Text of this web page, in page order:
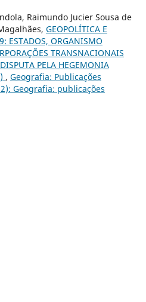
Raimundo Jucier Sousa de
GEOPOLÍTICA E
ESTADOS, ORGANISMO
TRANSNACIONAIS
PELA HEGEMONIA
, Geografia: Publicações
Geografia: publicações